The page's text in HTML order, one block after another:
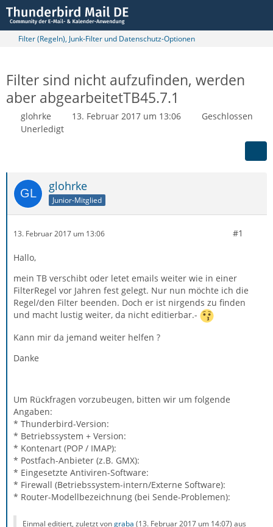
Filter (Regeln), Junk-Filter und Datenschutz-Optionen
Filter sind nicht aufzufinden, werden
aber abgearbeitetTB45.7.1
glohrke 13. Februar 2017 um 13:06
Geschlossen
Unerledigt
glohrke
Junior-Mitglied
13. Februar 2017 um 13:06 #1
Hallo,
mein TB verschibt oder letet emails weiter wie in einer
FilterRegel vor Jahren fest gelegt. Nur nun möchte ich die
Regel/den Filter beenden. Doch er ist nirgends zu finden
und macht lustig weiter, da nicht editierbar.-
Kann mir da jemand weiter helfen ?
Danke
Um Rückfragen vorzubeugen, bitten wir um folgende
Angaben:
* Thunderbird-Version:
* Betriebssystem + Version:
* Kontenart (POP / IMAP):
* Postfach-Anbieter (z.B. GMX):
* Eingesetzte Antiviren-Software:
* Firewall (Betriebssystem-intern/Externe Software):
* Router-Modellbezeichnung (bei Sende-Problemen):
Einmal editiert, zuletzt vongraba (13. Februar 2017 um 14:07) aus